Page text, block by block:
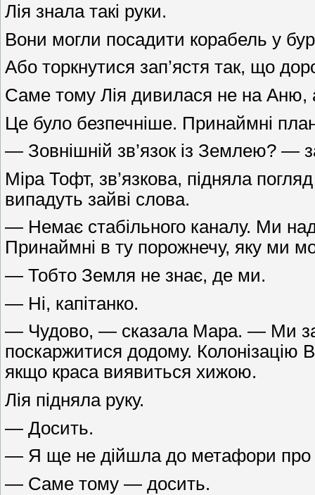
Лія знала такі руки.
Вони могли посадити корабель у
Або торкнутися зап’ястя так, що
Саме тому Лія дивилася не на Аню,
Це було безпечніше. Принаймні
— Зовнішній зв’язок із Землею? —
Міра Тофт, зв’язкова, підняла
випадуть зайві слова.
— Немає стабільного каналу. Ми
Принаймні в ту порожнечу, яку ми
— Тобто Земля не знає, де ми.
— Ні, капітанко.
— Чудово, — сказала Мара. — Ми
поскаржитися додому. Колонізацію
якщо краса виявиться хижою.
Лія підняла руку.
— Досить.
— Я ще не дійшла до метафори про
— Саме тому — досить.